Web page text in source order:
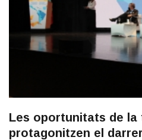
Les oportunitats de
protagonitzen el